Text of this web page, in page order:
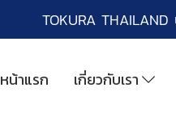
TOKURA
หน้าแรก เกี่ยวกับเรา